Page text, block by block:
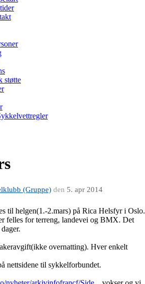
støtte
(Gruppe) den 5. apr 2014
til helgen(1.-2.mars) på Rica Helsfyr i Oslo.
felles for terreng, landevei og BMX. Det
overnatting). Hver enkelt
nettsidene til sykkelforbundet.